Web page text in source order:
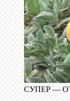
СУПЕР —